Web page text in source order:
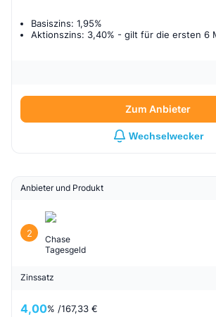
Basiszins: 1,95%
Aktionszins: 3,40% - gilt für die ersten 6
Zum Anbieter
Wechselwecker
Anbieter und Produkt
2
Chase
Tagesgeld
Zinssatz
4,00% /167,33 €